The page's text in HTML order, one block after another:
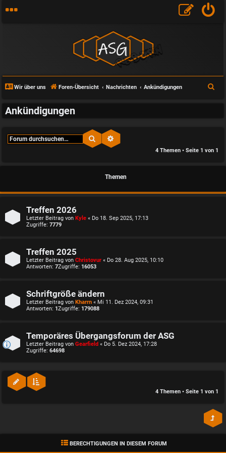
Wir über uns Foren-Übersicht Nachrichten Ankündigungen
Ankündigungen
Suche
4 Themen • Seite 1 von 1
Themen
Treffen 2026
Letzter Beitrag von Kyle « Do 18. Sep 2025, 17:13
Zugriffe: 7779
Treffen 2025
Letzter Beitrag von Christovur « Do 28. Aug 2025, 10:10
Antworten: 7Zugriffe: 16053
Schriftgröße ändern
Letzter Beitrag von Kharrn « Mi 11. Dez 2024, 09:31
Antworten: 1Zugriffe: 179088
Temporäres Übergangsforum der ASG
Letzter Beitrag von Gearfield « Do 5. Dez 2024, 17:28
Zugriffe: 64698
4 Themen • Seite 1 von 1
BERECHTIGUNGEN IN DIESEM FORUM